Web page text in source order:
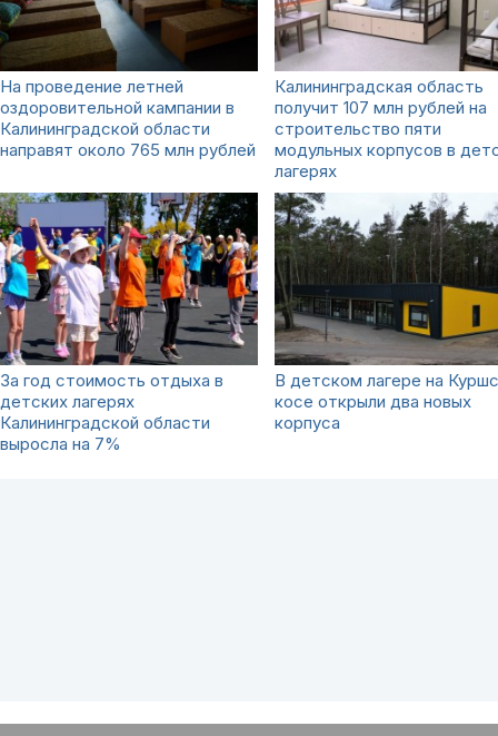
На проведение летней
оздоровительной кампании в
Калининградской области
направят около 765 млн рублей
Калининградская область
получит 107 млн рублей на
строительство пяти
модульных корпусов в
лагерях
За год стоимость отдыха в
детских лагерях
Калининградской области
выросла на 7%
В детском лагере на
косе открыли два новых
корпуса